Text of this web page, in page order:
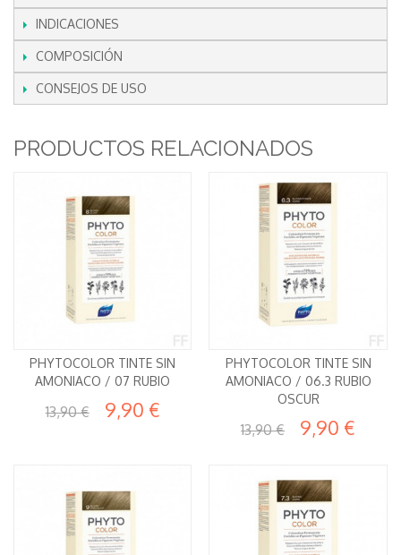
INDICACIONES
COMPOSICIÓN
CONSEJOS DE USO
PRODUCTOS RELACIONADOS
PHYTOCOLOR TINTE SIN
AMONIACO / 07 RUBIO
13,90 € 9,90 €
PHYTOCOLOR TINTE SIN
AMONIACO / 06.3 RUBIO
OSCUR
13,90 € 9,90 €